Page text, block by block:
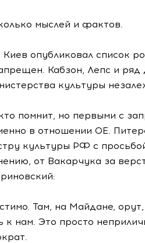
мыслей и фактов.
Киев опубликовал список
Кабзон, Лепс и
культуры
помнит, но первыми с
в отношении ОЕ.
культуры РФ с
от Вакарчука за
Там, на Майдане,
к нам. Это просто
.